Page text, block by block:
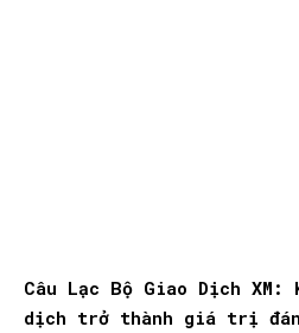
Câu Lạc Bộ Giao Dịch
dịch trở thành giá trị